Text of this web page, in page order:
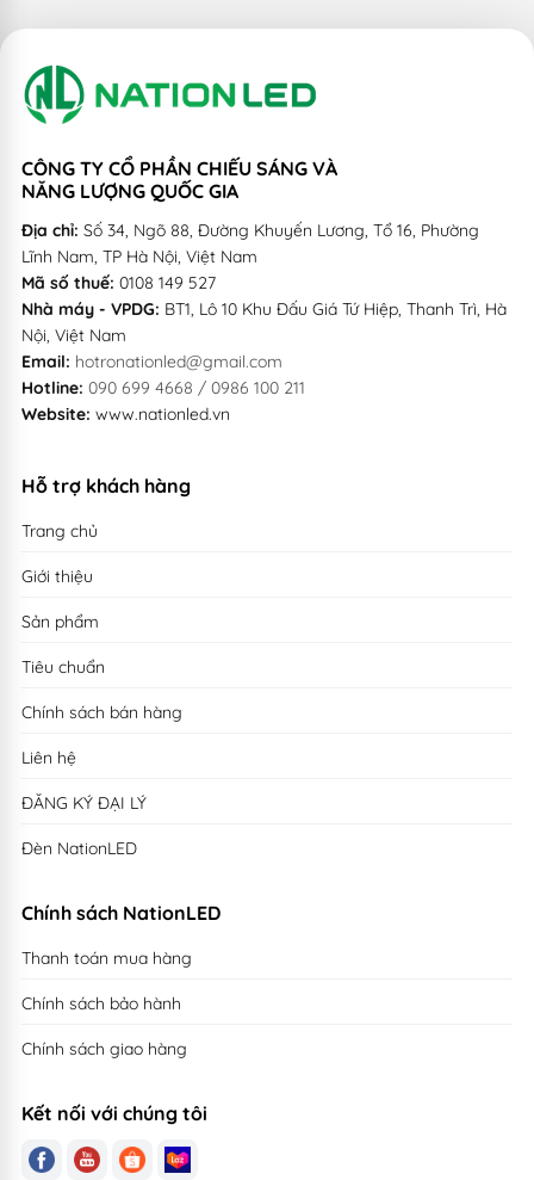
15 năm. Hạn chế chi phí bảo lắp đặt, bảo trì.
giúp hạn chế sét lan truyền, an toàn với những tia sét
cường độ nhẹ.
II. ỨNG DỤNG
Đèn Led nhà xưởng 40W
- Chiếu sáng các nhà máy sản xuất bao bì, hóa chất; khu
vực yêu cầu chống cháy cao.
chiếu sáng hầm lò....
III. THÔNG SỐ
Mã sản phẩm
Điện áp đầu vào
Công suất
đèn
Chỉ số hoàn màu
Cree / Bridgelux)
Công suất tiêu thụ 40W
6000-6500K (Trắng)
CÔNG TY CỔ PHẦN CHIẾU SÁNG VÀ
NĂNG LƯỢNG QUỐC GIA
Địa chỉ: Số 34, Ngõ 88, Đường Khuyến Lương, Tổ 16, Phường
Lĩnh Nam, TP Hà Nội, Việt Nam
Mã số thuế: 0108 149 527
Nhà máy - VPDG: BT1, Lô 10 Khu Đấu Giá Tứ Hiệp, Thanh Trì, Hà
Nội, Việt Nam
Email: hotronationled@gmail.com
Hotline: 090 699 4668 / 0986 100 211
Website: www.nationled.vn
Hỗ trợ khách hàng
Trang chủ
Giới thiệu
Sản phẩm
Tiêu chuẩn
Chính sách bán hàng
Liên hệ
ĐĂNG KÝ ĐẠI LÝ
Đèn NationLED
Chính sách NationLED
Thanh toán mua hàng
Chính sách bảo hành
Chính sách giao hàng
Kết nối với chúng tôi